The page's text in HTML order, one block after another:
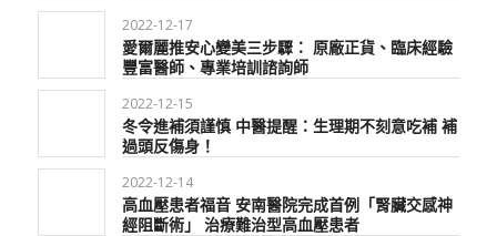
2022-12-17
愛爾麗推安心變美三步驟： 原廠正貨、臨床經驗
豐富醫師、專業培訓諮詢師
2022-12-15
冬令進補須謹慎 中醫提醒：生理期不刻意吃補 補
過頭反傷身！
2022-12-14
高血壓患者福音 安南醫院完成首例「腎臟交感神
經阻斷術」 治療難治型高血壓患者